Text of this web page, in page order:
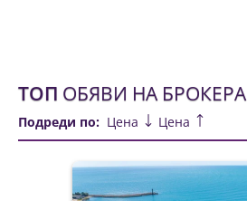
ТОП ОБЯВИ НА БРОКЕРА
Подреди по: Цена Цена